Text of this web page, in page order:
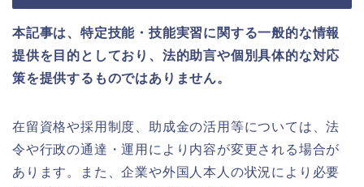
本記事は、特定技能・技能実習に関する一般的な情報
提供を目的としており、法的助言や個別具体的な対応
策を提供するものではありません。
在留資格や採用制度、助成金の活用等については、法
令や行政の通達・運用により内容が変更される場合が
あります。また、企業や外国人本人の状況により必要